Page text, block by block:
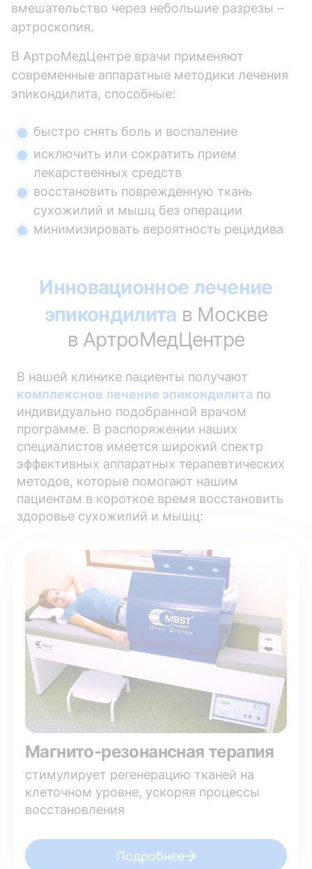
вмешательство через небольшие разрезы –
артроскопия.
В АртроМедЦентре врачи применяют
современные аппаратные методики лечения
эпикондилита, способные:
быстро снять боль и воспаление
исключить или сократить прием
лекарственных средств
восстановить поврежденную ткань
сухожилий и мышц без операции
минимизировать вероятность рецидива
Инновационное лечение
эпикондилита в Москве
в АртроМедЦентре
В нашей клинике пациенты получают
комплексное лечение эпикондилита по
индивидуально подобранной врачом
программе. В распоряжении наших
специалистов имеется широкий спектр
эффективных аппаратных терапевтических
методов, которые помогают нашим
пациентам в короткое время восстановить
здоровье сухожилий и мышц:
Магнито-резонансная терапия
стимулирует регенерацию тканей на
клеточном уровне, ускоряя процессы
восстановления
Подробнее